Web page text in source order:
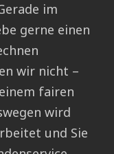
im
gerne einen
wir nicht –
fairen
wird
und Sie